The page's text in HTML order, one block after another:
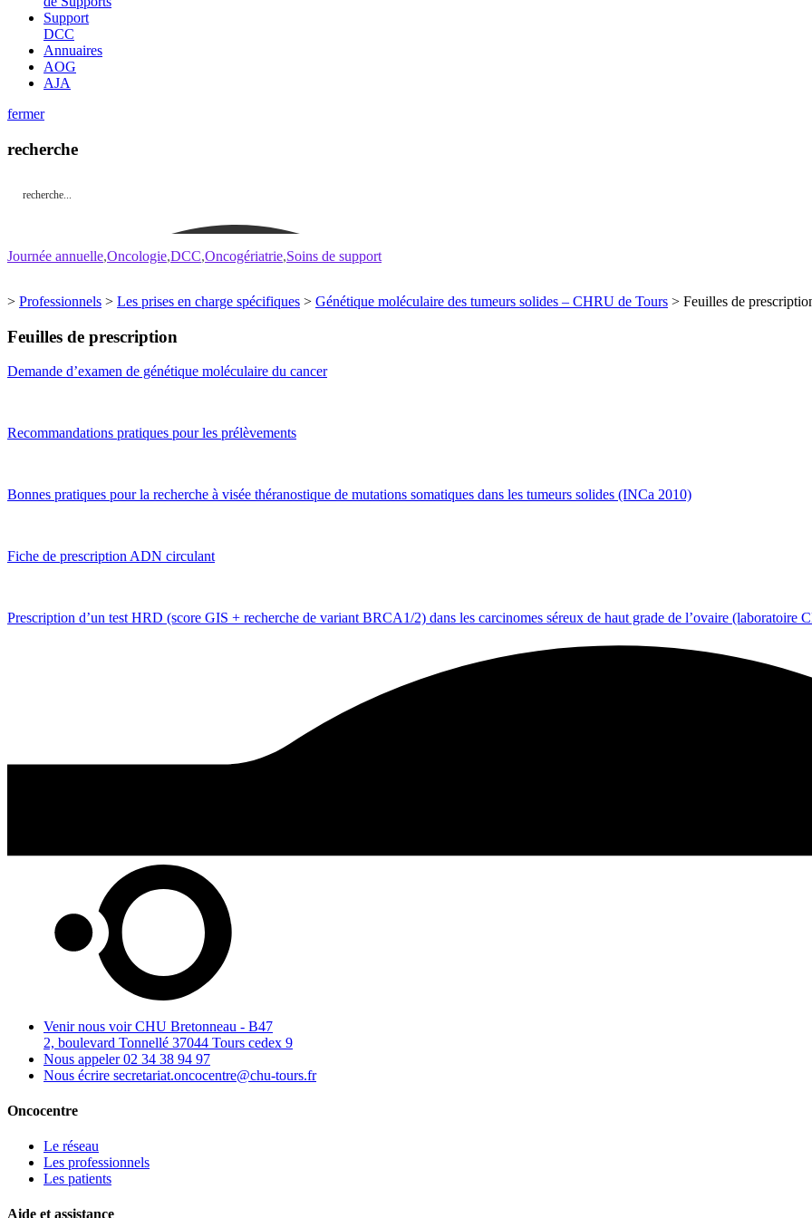
Support
DCC
Annuaires
AOG
AJA
fermer
recherche
Journée annuelle Oncologie DCC Oncogériatrie Soins de support
> Professionnels > Les prises en charge spécifiques > Génétique moléculaire des tumeurs solides – CHRU de Tours > Feuilles de
Feuilles de prescription
Demande d’examen de génétique moléculaire du cancer
Recommandations pratiques pour les prélèvements
Bonnes pratiques pour la recherche à visée théranostique de mutations somatiques dans les tumeurs solides (INCa 2010)
Fiche de prescription ADN circulant
Prescription d’un test HRD (score GIS + recherche de variant BRCA1/2) dans les carcinomes séreux de haut grade de l’ovaire (laboratoire
Venir nous voir CHU Bretonneau - B47
2, boulevard Tonnellé 37044 Tours cedex 9
Nous appeler 02 34 38 94 97
Nous écrire secretariat.oncocentre@chu-tours.fr
Oncocentre
Le réseau
Les professionnels
Les patients
Aide et assistance